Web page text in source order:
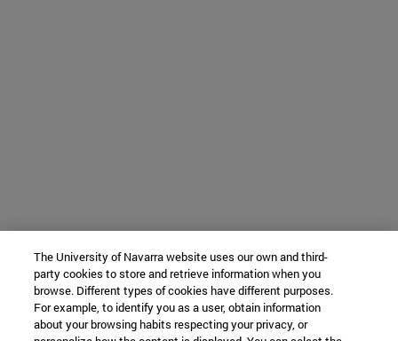
The University of Navarra website uses our own and third-
party cookies to store and retrieve information when you
browse. Different types of cookies have different purposes.
For example, to identify you as a user, obtain information
about your browsing habits respecting your privacy, or